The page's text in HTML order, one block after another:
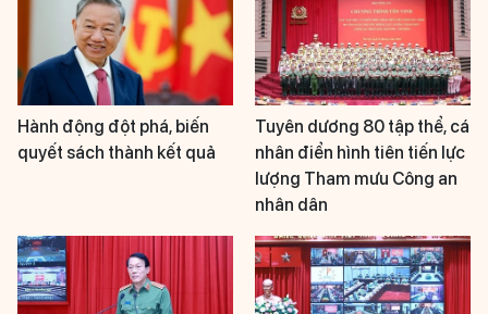
Hành động đột phá, biến
quyết sách thành kết quả
Tuyên dương 80 tập thể, cá
nhân điển hình tiên tiến lực
lượng Tham mưu Công an
nhân dân